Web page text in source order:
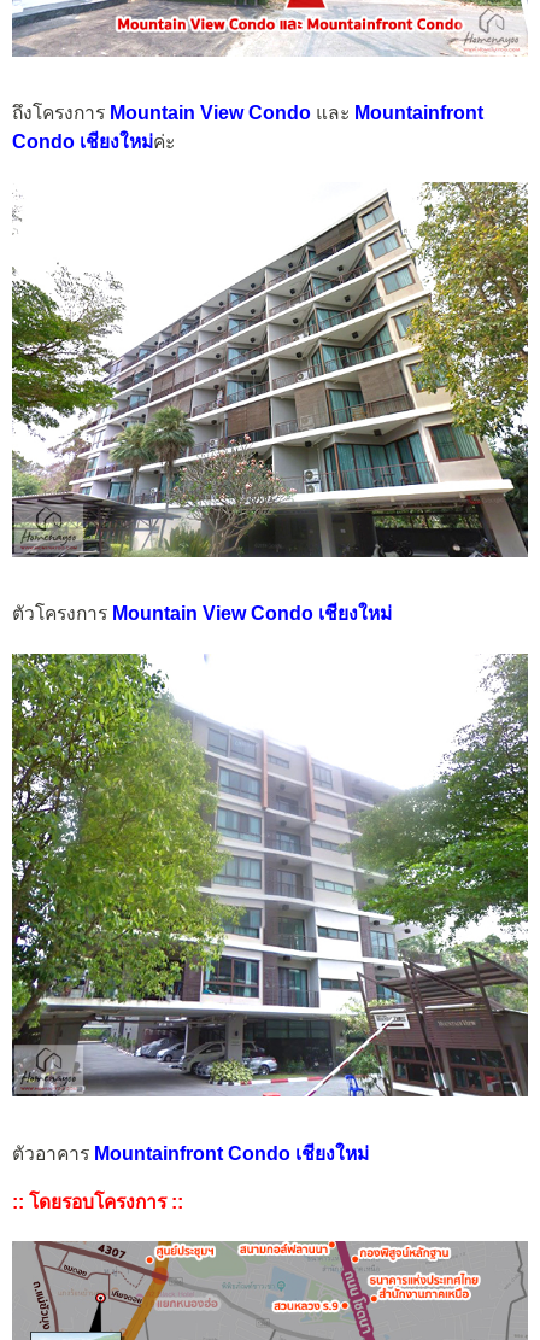
ถึงโครงการ Mountain View Condo และ Mountainfront
Condo เชียงใหม่ค่ะ
ตัวโครงการ Mountain View Condo เชียงใหม่
ตัวอาคาร Mountainfront Condo เชียงใหม่
:: โดยรอบโครงการ ::